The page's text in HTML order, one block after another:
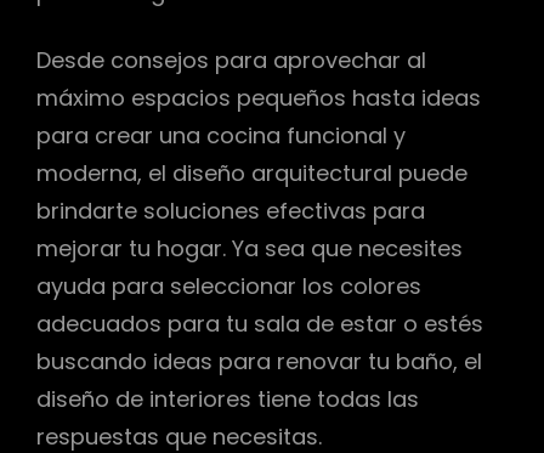
Desde consejos para aprovechar al
máximo espacios pequeños hasta ideas
para crear una cocina funcional y
moderna, el diseño arquitectural puede
brindarte soluciones efectivas para
mejorar tu hogar. Ya sea que necesites
ayuda para seleccionar los colores
adecuados para tu sala de estar o estés
buscando ideas para renovar tu baño, el
diseño de interiores tiene todas las
respuestas que necesitas.